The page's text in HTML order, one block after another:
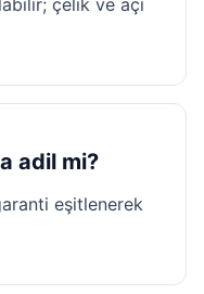
adil mi?
eşitlenerek